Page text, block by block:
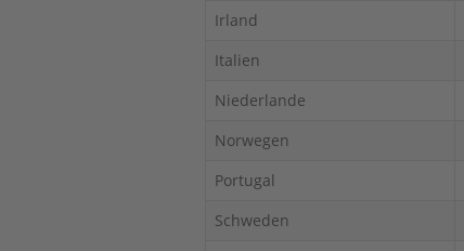
Irland
Italien
Niederlande
Norwegen
Portugal
Schweden